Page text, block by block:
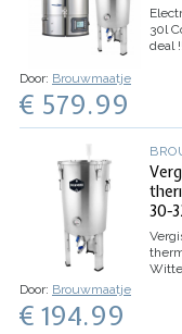
30l
deal
Door: Brouwmaatje
€ 579.99
30-
met
Door: Brouwmaatje
€ 194.99